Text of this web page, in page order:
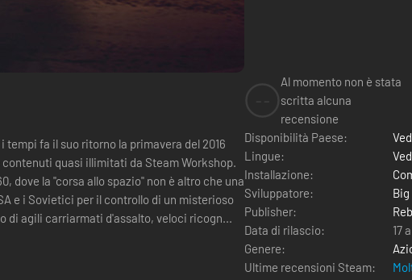
fa il suo ritorno la primavera del 2016
quasi illimitati da Steam Workshop.
dove la "corsa allo spazio" non è altro che una
e i Sovietici per il controllo di un misterioso
esercito di agili carriarmati d'assalto, veloci ricogn...
Al momento non è stata
scritta alcuna
recensione
Disponibilità Paese:
Lingue:
Installazione:
Sviluppatore:
Publisher:
Data di rilascio:
17
Genere:
Ultime recensioni Steam: